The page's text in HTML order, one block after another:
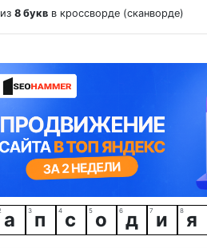
8 букв в кроссворде (сканворде)
а п с о д и я